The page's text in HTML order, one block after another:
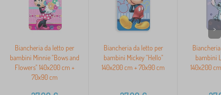
Biancheria da letto per
bambini Minnie "Bows and
Flowers" 140x200 cm +
70x90 cm
Biancheria da letto per
bambini Mickey "Hello"
140x200 cm + 70x90 cm
bambini
140x200
>